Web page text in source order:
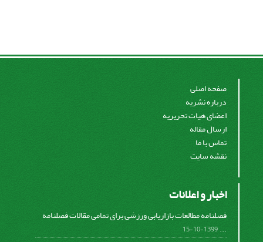
صفحه اصلی
درباره نشریه
اعضای هیات تحریریه
ارسال مقاله
تماس با ما
نقشه سایت
اخبار و اعلانات
فصلنامه مطالعات بازاریابی ورزشی برای تمامی مقالات فصلنامه
...
1399-10-15